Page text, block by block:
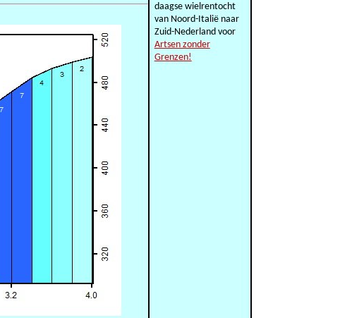
daagse wielrentocht
van Noord-Italië naar
Zuid-Nederland voor
Artsen zonder
Grenzen!